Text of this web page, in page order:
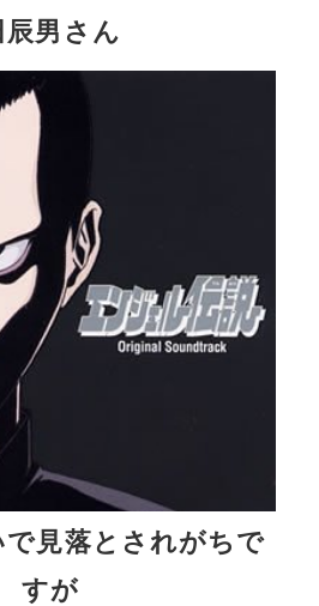
辰男さん
見落とされがちで
すが